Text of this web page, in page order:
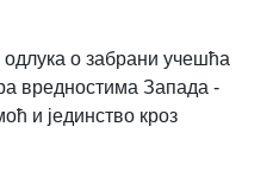
одлука о забрани учешћа
вредностима Запада -
и јединство кроз